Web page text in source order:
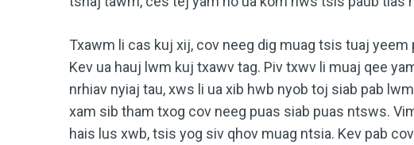
Txawm li cas kuj xij, cov neeg dig muag tsis tuaj
Kev ua hauj lwm kuj txawv tag. Piv txwv li muaj qee
nrhiav nyiaj tau, xws li ua xib hwb nyob toj siab pab
xam sib tham txog cov neeg puas siab puas ntsws.
hais lus xwb, tsis yog siv qhov muag ntsia. Kev pab